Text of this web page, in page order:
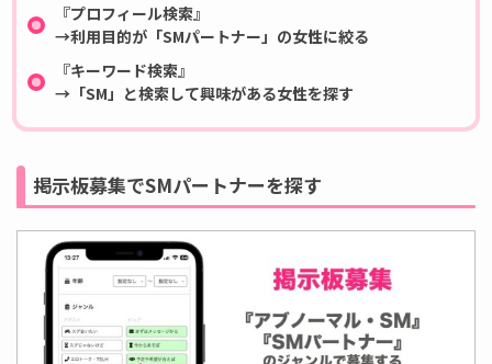
『プロフィール検索』
→利用目的が「SMパートナー」の女性に絞る
『キーワード検索』
→「SM」と検索して興味がある女性を探す
掲示板募集でSMパートナーを探す